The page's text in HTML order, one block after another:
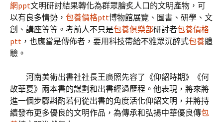
網ppt文明研討結果轉化為群眾膾炙人口的文明產物，可
以有良多情勢， 包養價格ptt博物館展覽、圖書、研學、文
創、講座等等。考前人不只是包養俱樂部研討者包養價格
ptt ，也應當是傳佈者，要用科技帶給不雅眾沉醉式包養體
驗。
河南美術出書社社長王廣照先容了《仰韶時期》《何
故華夏》兩本書的謀劃和出書經過歷程。他表現，將來將
進一個步驟斟酌若何從出書的角度活化仰韶文明，并將持
續發布更多優良的文明作品，為傳承和弘揚中華優良傳包